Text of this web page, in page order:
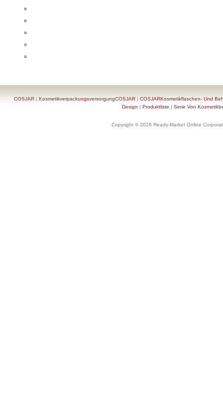
COSJAR |KosmetikverpackungsversorgungCOSJAR |COSJARKosmetikflaschen- Und
Design | Produktliste | Serie Von
Copyright © 2026 Ready-Market Online